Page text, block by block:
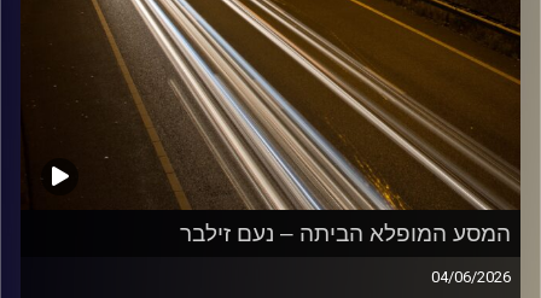
המסע המופלא הביתה – נעם זילבר
04/06/2026